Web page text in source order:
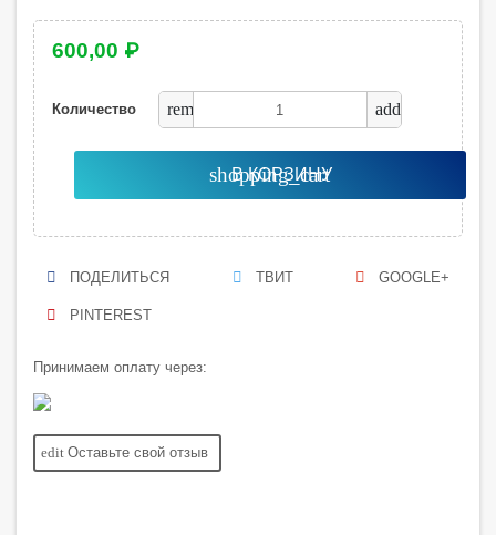
600,00 ₽
Количество remove add
shopping_cart
В КОРЗИНУ
ПОДЕЛИТЬСЯ ТВИТ GOOGLE+
PINTEREST
Принимаем оплату через:
edit Оставьте свой отзыв